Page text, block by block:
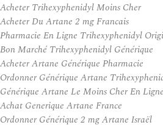
Acheter Trihexyphenidyl Moins Cher
Acheter Du Artane 2 mg Francais
Pharmacie En Ligne Trihexyphenidyl
Bon Marché Trihexyphenidyl Générique
Acheter Artane Générique Pharmacie
Ordonner Générique Artane
Générique Artane Le Moins Cher En Ligne
Achat Generique Artane France
Ordonner Générique 2 mg Artane Israël